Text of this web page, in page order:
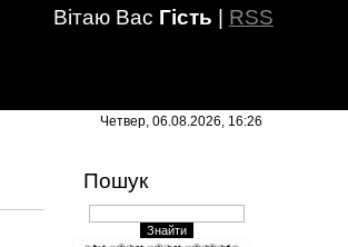
Вітаю Вас Гість RSS
Четвер, 06.08.2026, 16:26
Пошук